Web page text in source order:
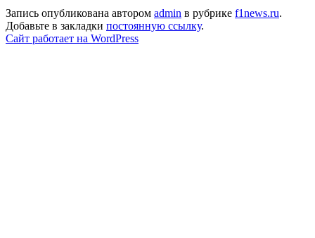
Запись опубликована автором admin в рубрике f1news.ru.
Добавьте в закладки постоянную ссылку.
Сайт работает на WordPress